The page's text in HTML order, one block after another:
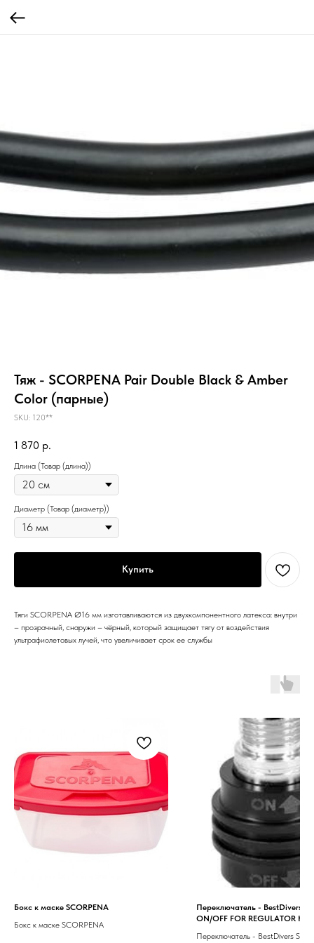
Тяж - SCORPENA Pair Double Black & Amber
Color (парные)
SKU: 120**
1 870 р.
Длина (Товар (длина))
Диаметр (Товар (диаметр))
Купить
Тяги SCORPENA Ø16 мм изготавливаются из двухкомпонентного латекса: внутри
– прозрачный, снаружи – чёрный, который защищает тягу от воздействия
ультрафиолетовых лучей, что увеличивает срок ее службы
Бокс к маске SCORPENA
Бокс к маске SCORPENA
Переключатель - BestDivers
ON/OFF FOR REGULATOR
Переключатель - BestDivers